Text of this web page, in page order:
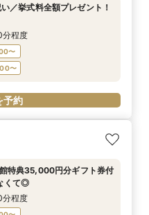
／挙式料全額プレゼント！
分程度
〜
〜
予約
特典35,000円分ギフト券付
くて◎
分程度